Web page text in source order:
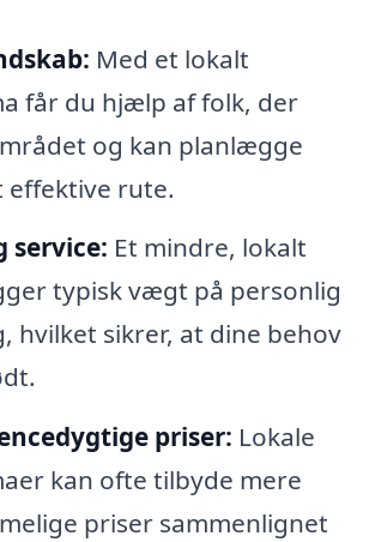
Med et lokalt
får du hjælp af folk, der
og kan planlægge
effektive rute.
service: Et mindre, lokalt
typisk vægt på personlig
hvilket sikrer, at dine behov
priser: Lokale
kan ofte tilbyde mere
priser sammenlignet